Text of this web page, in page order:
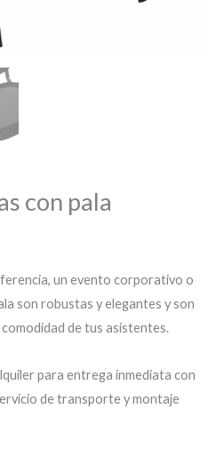
con pala
un evento corporativo o
son robustas y elegantes y son
de tus asistentes.
para entrega inmediata con
de transporte y montaje